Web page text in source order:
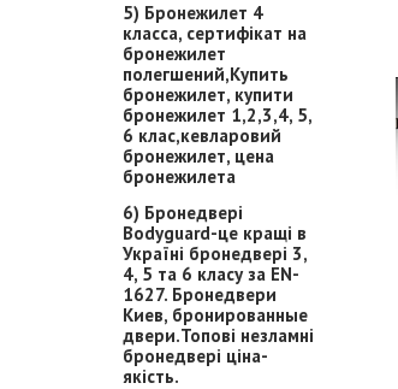
5) Бронежилет 4
класса, сертифікат на
бронежилет
полегшений,Купить
бронежилет, купити
бронежилет 1,2,3,4, 5,
6 клас,кевларовий
бронежилет, цена
бронежилета
6) Бронедвері
Bodyguard-це кращі в
Україні бронедвері 3,
4, 5 та 6 класу за EN-
1627. Бронедвери
Киев, бронированные
двери.Топові незламні
бронедвері ціна-
якість.